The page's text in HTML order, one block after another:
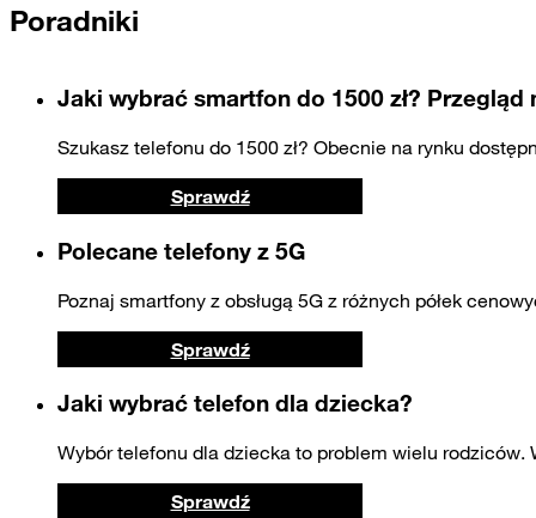
Poradniki
Jaki wybrać smartfon do 1500 zł?
Szukasz telefonu do 1500 zł? Obecnie na rynku
Sprawdź
Polecane telefony z 5G
Poznaj smartfony z obsługą 5G z różnych półek
Sprawdź
Jaki wybrać telefon dla dziecka?
Wybór telefonu dla dziecka to problem wielu rodziców.
Sprawdź